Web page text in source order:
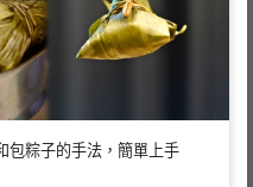
包粽子的手法，簡單上手